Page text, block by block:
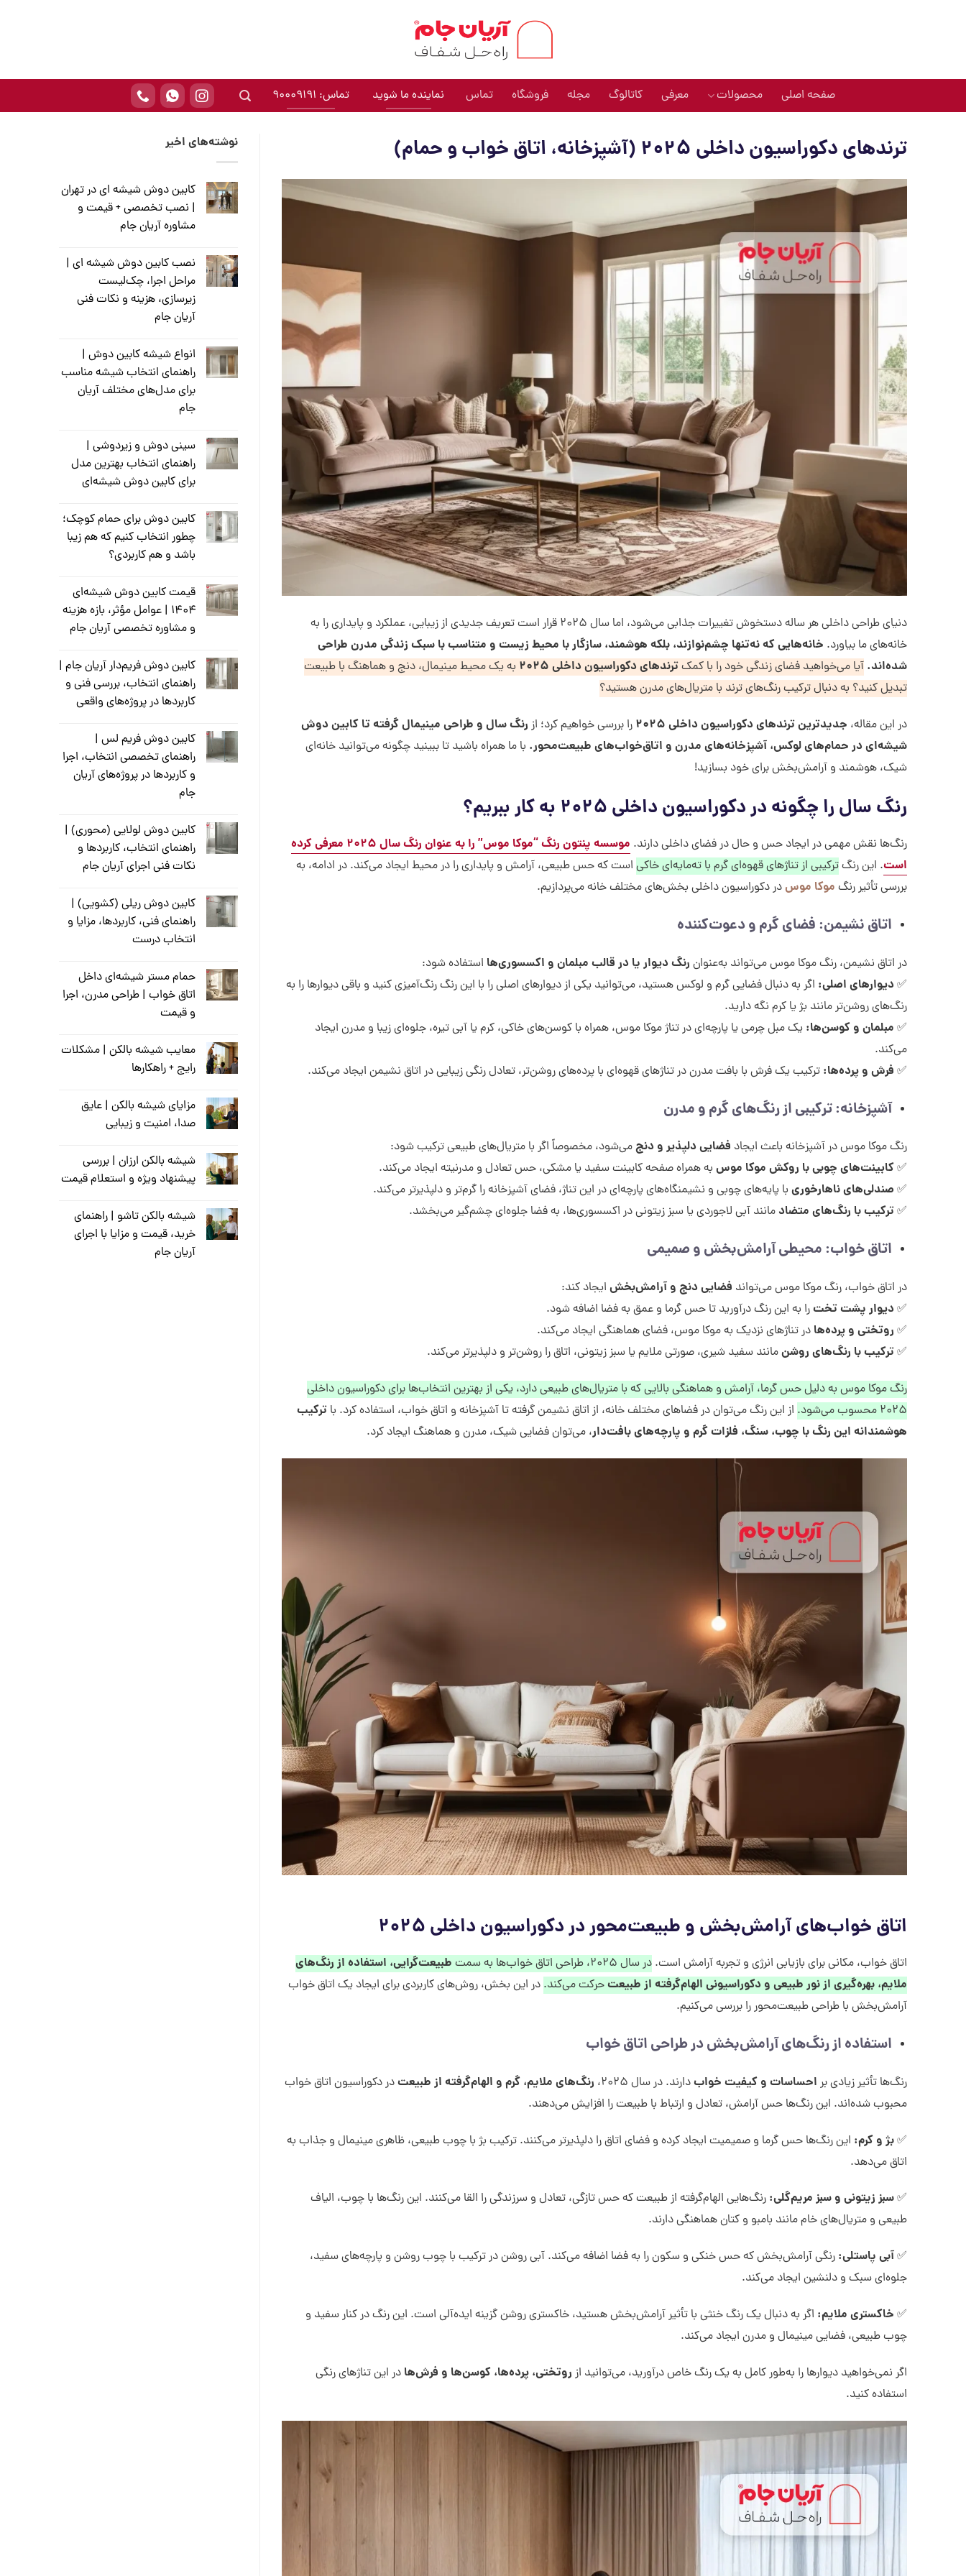
صفحه اصلی محصولات معرفی کاتالوگ مجله فروشگاه تماس نماینده ما شوید تماس: 90009191
ترندهای دکوراسیون داخلی ۲۰۲۵ (آشپزخانه، اتاق خواب و حمام)
دنیای طراحی داخلی هر ساله دستخوش تغییرات جذابی می‌شود، اما سال ۲۰۲۵ قرار است تعریف جدیدی از زیبایی، عملکرد و پایداری را به
خانه‌های ما بیاورد. خانه‌هایی که نه‌تنها چشم‌نوازند، بلکه هوشمند، سازگار با محیط زیست و متناسب با سبک زندگی مدرن طراحی
شده‌اند. آیا می‌خواهید فضای زندگی خود را با کمکترندهای دکوراسیون داخلی ۲۰۲۵
به یک محیط مینیمال، دنج و هماهنگ با طبیعت
تبدیل کنید؟ به دنبال ترکیب رنگ‌های ترند با متریال‌های مدرن هستید؟
در این مقاله، جدیدترین ترندهای دکوراسیون داخلی ۲۰۲۵ را بررسی خواهیم کرد؛ از رنگ سال و طراحی مینیمال گرفته تا کابین دوش
شیشه‌ای در حمام‌های لوکس، آشپزخانه‌های مدرن و اتاق‌خواب‌های طبیعت‌محور. با ما همراه باشید تا ببینید چگونه می‌توانید خانه‌ای
شیک، هوشمند و آرامش‌بخش برای خود بسازید!
رنگ سال را چگونه دردکوراسیون داخلی ۲۰۲۵ به کار ببریم؟
رنگ‌ها نقش مهمی در ایجاد حس و حال در فضای داخلی دارند.
موسسه پنتون رنگ “موکا موس” را به عنوان رنگ سال 2025 معرفی کرده
است. این رنگترکیبی از تناژهای قهوه‌ای گرم با ته‌مایه‌ای خاکی است که حس طبیعی، آرامش و پایداری را در محیط ایجاد می‌کند. در ادامه، به
بررسی تأثیر رنگ موکا موسدر دکوراسیون داخلی بخش‌های مختلف خانه می‌پردازیم.
اتاق نشیمن: فضای گرم و دعوت‌کننده
در اتاق نشیمن، رنگ موکا موس می‌تواند به‌عنوان رنگ دیوار یا در قالب مبلمان و اکسسوری‌ها استفاده شود:
✅ دیوارهای اصلی: اگر به دنبال فضایی گرم و لوکس هستید، می‌توانید یکی از دیوارهای اصلی را با این رنگ رنگ‌آمیزی کنید و باقی دیوارها را به
رنگ‌های روشن‌تر مانند بژ یا کرم نگه دارید.
✅ مبلمان و کوسن‌ها: یک مبل چرمی یا پارچه‌ای در تناژ موکا موس، همراه با کوسن‌های خاکی، کرم یا آبی تیره، جلوه‌ای زیبا و مدرن ایجاد
می‌کند.
✅ فرش و پرده‌ها: ترکیب یک فرش با بافت مدرن در تناژهای قهوه‌ای با پرده‌های روشن‌تر، تعادل رنگی زیبایی در اتاق نشیمن ایجاد می‌کند.
آشپزخانه: ترکیبی از رنگ‌های گرم و مدرن
رنگ موکا موس در آشپزخانه باعث ایجاد فضایی دلپذیر و دنجمی‌شود، مخصوصاً اگر با متریال‌های طبیعی ترکیب شود:
✅کابینت‌های چوبی با روکش موکا موس به همراه صفحه کابینت سفید یا مشکی، حس تعادل و مدرنیته ایجاد می‌کند.
✅ صندلی‌های ناهارخوری با پایه‌های چوبی و نشیمنگاه‌های پارچه‌ای در این تناژ، فضای آشپزخانه را گرم‌تر و دلپذیرتر می‌کند.
✅ترکیب با رنگ‌های متضاد مانند آبی لاجوردی یا سبز زیتونی در اکسسوری‌ها، به فضا جلوه‌ای چشم‌گیر می‌بخشد.
اتاق خواب: محیطی آرامش‌بخش و صمیمی
در اتاق خواب، رنگ موکا موس می‌تواند فضایی دنج و آرامش‌بخش ایجاد کند:
✅ دیوار پشت تخترا به این رنگ درآورید تا حس گرما و عمق به فضا اضافه شود.
✅ روتختی و پرده‌ها در تناژهای نزدیک به موکا موس، فضای هماهنگی ایجاد می‌کند.
✅ترکیب با رنگ‌های روشنمانند سفید شیری، صورتی ملایم یا سبز زیتونی، اتاق را روشن‌تر و دلپذیرتر می‌کند.
رنگ موکا موس به دلیل حس گرما، آرامش و هماهنگی بالایی که با متریال‌های طبیعی دارد، یکی از بهترین انتخاب‌ها برای دکوراسیون داخلی
۲۰۲۵ محسوب می‌شود.
از این رنگ می‌توان در فضاهای مختلف خانه، از اتاق نشیمن گرفته تا آشپزخانه و اتاق خواب، استفاده کرد. با ترکیب
هوشمندانه این رنگ با چوب، سنگ، فلزات گرم و پارچه‌های بافت‌دار، می‌توان فضایی شیک، مدرن و هماهنگ ایجاد کرد.
اتاق خواب‌های آرامش‌بخش و طبیعت‌محور در دکوراسیون داخلی ۲۰۲۵
اتاق خواب، مکانی برای بازیابی انرژی و تجربه آرامش است. در سال ۲۰۲۵، طراحی اتاق خواب‌ها به سمت
طبیعت‌گرایی، استفاده از رنگ‌های
ملایم، بهره‌گیری از نور طبیعی و دکوراسیونی الهام‌گرفته از طبیعتحرکت می‌کند. در این بخش، روش‌های کاربردی برای ایجاد یک اتاق خواب
آرامش‌بخش با طراحی طبیعت‌محور را بررسی می‌کنیم.
استفاده از رنگ‌های آرامش‌بخش در طراحی اتاق خواب
رنگ‌ها تأثیر زیادی بر احساسات و کیفیت خوابدارند. در سال ۲۰۲۵، رنگ‌های ملایم، گرم و الهام‌گرفته از طبیعتدر دکوراسیون اتاق خواب
محبوب شده‌اند. این رنگ‌ها حس آرامش، تعادل و ارتباط با طبیعت را افزایش می‌دهند.
✅بژ و کرم: این رنگ‌ها حس گرما و صمیمیت ایجاد کرده و فضای اتاق را دلپذیرتر می‌کنند. ترکیب بژ با چوب طبیعی، ظاهری مینیمال و جذاب به
اتاق می‌دهد.
✅سبز زیتونی و سبز مریم‌گلی: رنگ‌هایی الهام‌گرفته از طبیعت که حس تازگی، تعادل و سرزندگی را القا می‌کنند. این رنگ‌ها با چوب، الیاف
طبیعی و متریال‌های خام مانند بامبو و کتان هماهنگی دارند.
✅آبی پاستلی: رنگی آرامش‌بخش که حس خنکی و سکون را به فضا اضافه می‌کند. آبی روشن در ترکیب با چوب روشن و پارچه‌های سفید،
جلوه‌ای سبک و دلنشین ایجاد می‌کند.
✅ خاکستری ملایم: اگر به دنبال یک رنگ خنثی با تأثیر آرامش‌بخش هستید، خاکستری روشن گزینه ایده‌آلی است. این رنگ در کنار سفید و
چوب طبیعی، فضایی مینیمال و مدرن ایجاد می‌کند.
اگر نمی‌خواهید دیوارها را به‌طور کامل به یک رنگ خاص درآورید، می‌توانید از روتختی، پرده‌ها، کوسن‌ها و فرش‌ها در این تناژهای رنگی
استفاده کنید.
نوشته‌های اخیر
کابین دوش شیشه ای در تهران
| نصب تخصصی + قیمت و
مشاوره آریان جام
نصب کابین دوش شیشه ای |
مراحل اجرا، چک‌لیست
زیرسازی، هزینه و نکات فنی
آریان جام
انواع شیشه کابین دوش |
راهنمای انتخاب شیشه مناسب
برای مدل‌های مختلف آریان
جام
سینی دوش و زیر‌دوشی |
راهنمای انتخاب بهترین مدل
برای کابین دوش شیشه‌ای
کابین دوش برای حمام کوچک؛
چطور انتخاب کنیم که هم زیبا
باشد و هم کاربردی؟
قیمت کابین دوش شیشه‌ای
۱۴۰۴ | عوامل مؤثر، بازه هزینه
و مشاوره تخصصی آریان جام
کابین دوش فریم‌دار آریان جام |
راهنمای انتخاب، بررسی فنی و
کاربردها در پروژه‌های واقعی
کابین دوش فریم لس |
راهنمای تخصصی انتخاب، اجرا
و کاربردها در پروژه‌های آریان
جام
کابین دوش لولایی (محوری) |
راهنمای انتخاب، کاربردها و
نکات فنی اجرای آریان جام
کابین دوش ریلی (کشویی) |
راهنمای فنی، کاربردها، مزایا و
انتخاب درست
حمام مستر شیشه‌ای داخل
اتاق خواب | طراحی مدرن، اجرا
و قیمت
معایب شیشه بالکن | مشکلات
رایج + راهکارها
مزایای شیشه بالکن | عایق
صدا، امنیت و زیبایی
شیشه بالکن ارزان | بررسی
پیشنهاد ویژه و استعلام قیمت
شیشه بالکن تاشو | راهنمای
خرید، قیمت و مزایا با اجرای
آریان جام